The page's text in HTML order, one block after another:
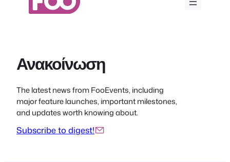
περιεχόμενο
Ανακοίνωση
The latest news from FooEvents, including
major feature launches, important milestones,
and updates worth knowing about.
Subscribe to digest!